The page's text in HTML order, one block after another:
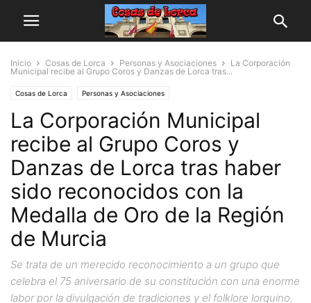
Inicio Cosas de Lorca Personas y Asociaciones
La Corporación
Municipal recibe al Grupo Coros y Danzas de Lorca tras...
Cosas de Lorca Personas y Asociaciones
La Corporación Municipal
recibe al Grupo Coros y
Danzas de Lorca tras haber
sido reconocidos con la
Medalla de Oro de la Región
de Murcia
Se trata de un merecido reconocimiento a un grupo que
celebra el 75 aniversario de su constitución con una enorme
labor por la divulgación de tradiciones y el folklore lorquino.